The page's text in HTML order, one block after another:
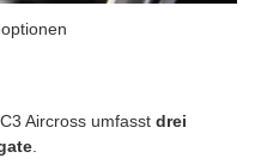
Aircross umfasst drei